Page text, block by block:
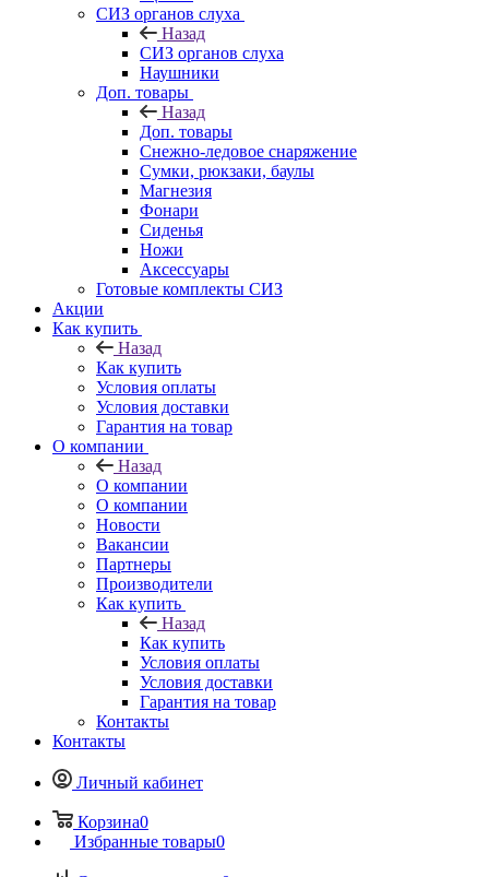
СИЗ органов слуха
Назад
СИЗ органов слуха
Наушники
Доп. товары
Назад
Доп. товары
Снежно-ледовое снаряжение
Сумки, рюкзаки, баулы
Магнезия
Фонари
Сиденья
Ножи
Аксессуары
Готовые комплекты СИЗ
Акции
Как купить
Назад
Как купить
Условия оплаты
Условия доставки
Гарантия на товар
О компании
Назад
О компании
О компании
Новости
Вакансии
Партнеры
Производители
Как купить
Назад
Как купить
Условия оплаты
Условия доставки
Гарантия на товар
Контакты
Контакты
Личный кабинет
Корзина0
Избранные товары0